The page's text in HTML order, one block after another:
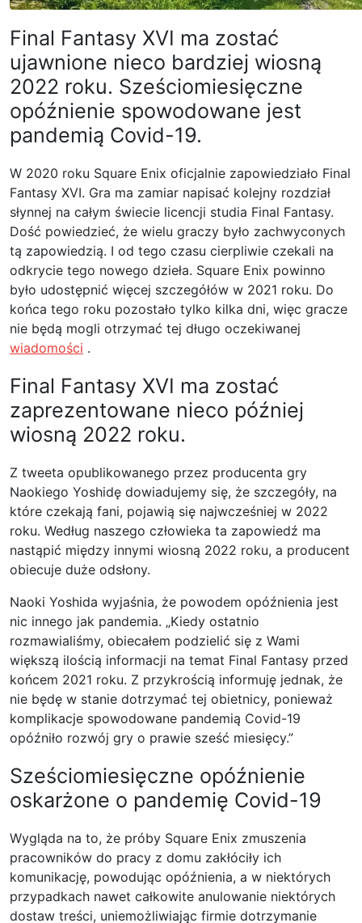
Final Fantasy XVI ma zostać
ujawnione nieco bardziej wiosną
2022 roku. Sześciomiesięczne
opóźnienie spowodowane jest
pandemią Covid-19.
W 2020 roku Square Enix oficjalnie zapowiedziało Final
Fantasy XVI. Gra ma zamiar napisać kolejny rozdział
słynnej na całym świecie licencji studia Final Fantasy.
Dość powiedzieć, że wielu graczy było zachwyconych
tą zapowiedzią. I od tego czasu cierpliwie czekali na
odkrycie tego nowego dzieła. Square Enix powinno
było udostępnić więcej szczegółów w 2021 roku. Do
końca tego roku pozostało tylko kilka dni, więc gracze
nie będą mogli otrzymać tej długo oczekiwanej
wiadomości .
Final Fantasy XVI ma zostać
zaprezentowane nieco później
wiosną 2022 roku.
Z tweeta opublikowanego przez producenta gry
Naokiego Yoshidę dowiadujemy się, że szczegóły, na
które czekają fani, pojawią się najwcześniej w 2022
roku. Według naszego człowieka ta zapowiedź ma
nastąpić między innymi wiosną 2022 roku, a producent
obiecuje duże odsłony.
Naoki Yoshida wyjaśnia, że ​​powodem opóźnienia jest
nic innego jak pandemia. „Kiedy ostatnio
rozmawialiśmy, obiecałem podzielić się z Wami
większą ilością informacji na temat Final Fantasy przed
końcem 2021 roku. Z przykrością informuję jednak, że
nie będę w stanie dotrzymać tej obietnicy, ponieważ
komplikacje spowodowane pandemią Covid-19
opóźniło rozwój gry o prawie sześć miesięcy.”
Sześciomiesięczne opóźnienie
oskarżone o pandemię Covid-19
Wygląda na to, że próby Square Enix zmuszenia
pracowników do pracy z domu zakłóciły ich
komunikację, powodując opóźnienia, a w niektórych
przypadkach nawet całkowite anulowanie niektórych
dostaw treści, uniemożliwiając firmie dotrzymanie